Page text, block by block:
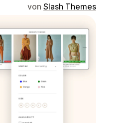
von Slash Themes